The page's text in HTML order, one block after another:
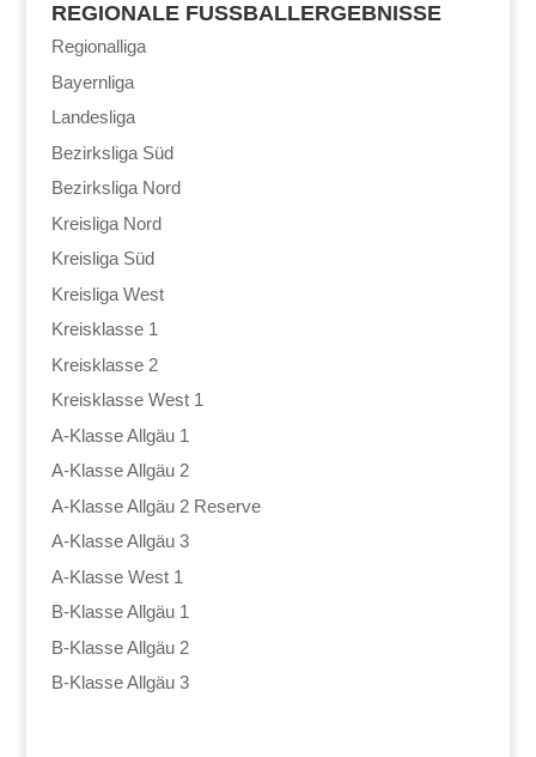
REGIONALE FUSSBALLERGEBNISSE
Regionalliga
Bayernliga
Landesliga
Bezirksliga Süd
Bezirksliga Nord
Kreisliga Nord
Kreisliga Süd
Kreisliga West
Kreisklasse 1
Kreisklasse 2
Kreisklasse West 1
A-Klasse Allgäu 1
A-Klasse Allgäu 2
A-Klasse Allgäu 2 Reserve
A-Klasse Allgäu 3
A-Klasse West 1
B-Klasse Allgäu 1
B-Klasse Allgäu 2
B-Klasse Allgäu 3